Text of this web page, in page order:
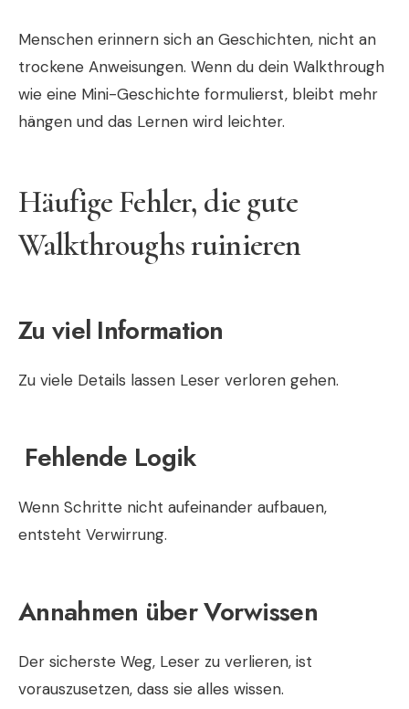
Menschen erinnern sich an Geschichten, nicht an
trockene Anweisungen. Wenn du dein Walkthrough
wie eine Mini-Geschichte formulierst, bleibt mehr
hängen und das Lernen wird leichter.
Häufige Fehler, die gute
Walkthroughs ruinieren
Zu viel Information
Zu viele Details lassen Leser verloren gehen.
Fehlende Logik
Wenn Schritte nicht aufeinander aufbauen,
entsteht Verwirrung.
Annahmen über Vorwissen
Der sicherste Weg, Leser zu verlieren, ist
vorauszusetzen, dass sie alles wissen.